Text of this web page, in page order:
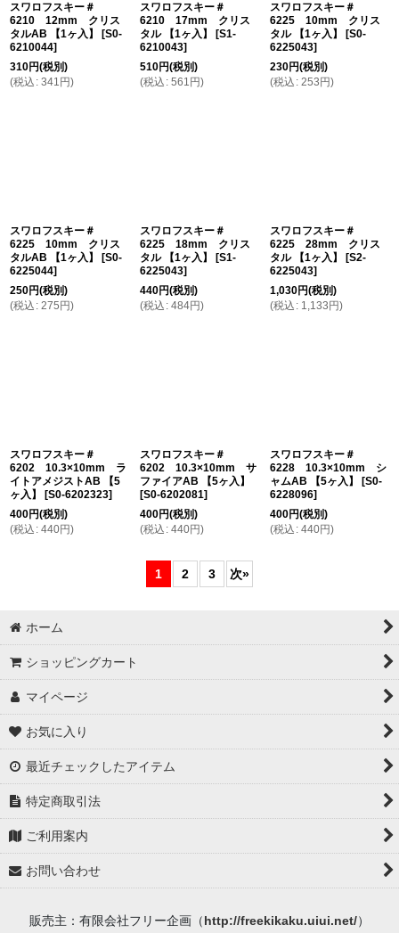
スワロフスキー＃
6210 12mm クリス
タルAB 【1ヶ入】
[S0-
6210044]
310円(税別)
(税込 : 341 円)
スワロフスキー＃
6210 17mm クリス
タル 【1ヶ入】
[S1-
6210043]
510円(税別)
(税込 : 561 円)
スワロフスキー＃
6225 10mm クリス
タル 【1ヶ入】
[S0-
6225043]
230円(税別)
(税込 : 253 円)
スワロフスキー＃
6225 10mm クリス
タルAB 【1ヶ入】
[S0-
6225044]
250円(税別)
(税込 : 275 円)
スワロフスキー＃
6225 18mm クリス
タル 【1ヶ入】
[S1-
6225043]
440円(税別)
(税込 : 484円)
スワロフスキー＃
6225 28mm クリス
タル 【1ヶ入】
[S2-
6225043]
1,030円(税別)
(税込 : 1,133 円)
スワロフスキー＃
6202 10.3×10mm ラ
イトアメジストAB 【5
ヶ入】
[S0-6202323]
400円(税別)
(税込 : 440円)
スワロフスキー＃
6202 10.3×10mm サ
ファイアAB 【5ヶ入】
[S0-6202081]
400円(税別)
(税込 : 440円)
スワロフスキー＃
6228 10.3×10mm シ
ャムAB 【5ヶ入】
[S0-
6228096]
400円(税別)
(税込 : 440円)
1 2 3 次»
ホーム
ショッピングカート
マイページ
お気に入り
最近チェックしたアイテム
特定商取引法
ご利用案内
お問い合わせ
販売主：有限会社フリー企画（http://freekikaku.uiui.net/）